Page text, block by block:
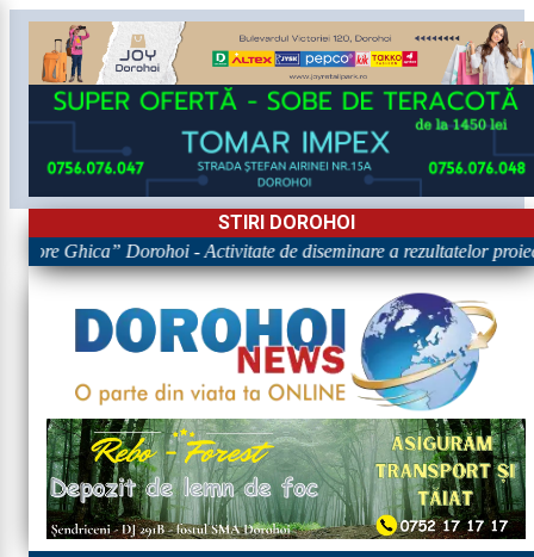
STIRI DOROHOI
Ghica” Dorohoi - Activitate de diseminare a rezultatelor